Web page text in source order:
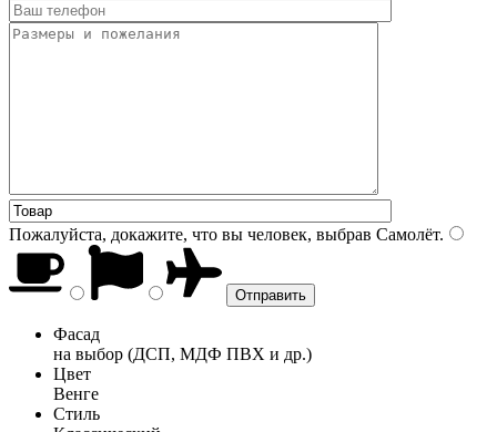
Пожалуйста, докажите, что вы человек, выбрав Самолёт.
Фасад
на выбор (ДСП, МДФ ПВХ и др.)
Цвет
Венге
Стиль